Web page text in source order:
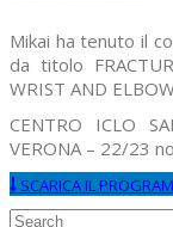
Mikai ha tenuto il
da titolo
WRIST AND
CENTRO ICLO
VERONA – 22/23
SCARICA IL